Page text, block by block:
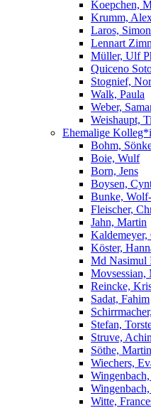
Koepchen,
Krumm,
Laros, Simon
Lennart
Müller, Ulf
Quiceno
Stognief,
Walk, Paula
Weber,
Weishaupt,
Ehemalige
Bohm,
Boie, Wulf
Born, Jens
Boysen,
Bunke,
Fleischer,
Jahn, Martin
Kaldemeyer,
Köster,
Md Nasimul
Movsessian,
Reincke,
Sadat, Fahim
Stefan,
Struve,
Söthe, Martin
Wiechers,
Witte,